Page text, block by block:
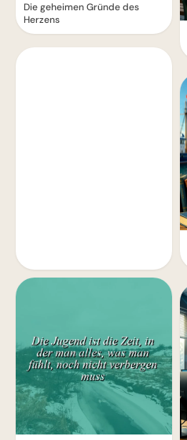
Die geheimen Gründe des
Herzens